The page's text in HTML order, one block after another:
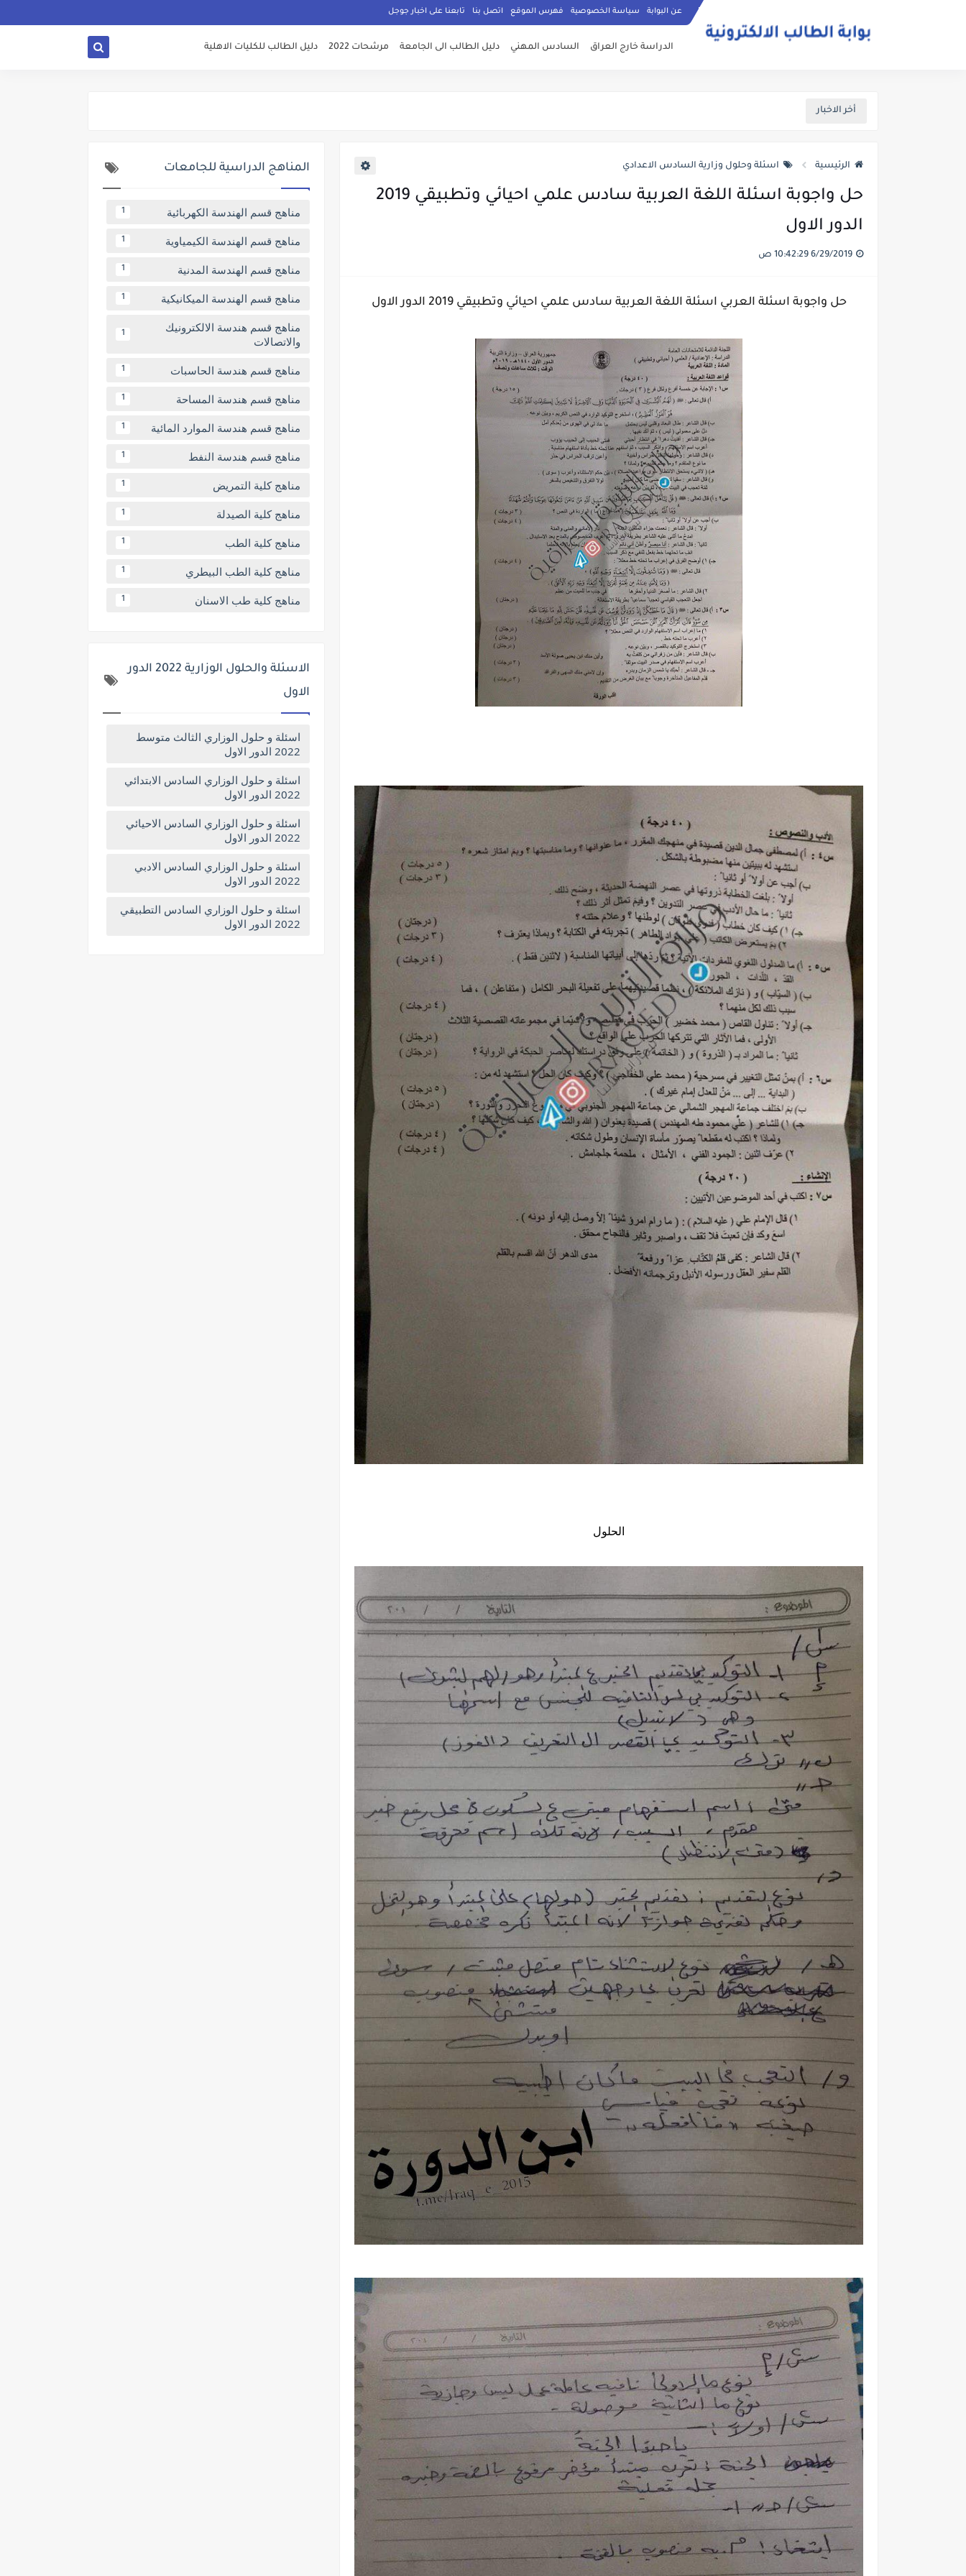
عن البوابة سياسة الخصوصية فهرس الموقع اتصل بنا تابعنا على اخبار جوجل
الدراسة خارج العراق السادس المهني دليل الطالب الى الجامعة مرشحات 2022 دليل الطالب للكليات الاهلية
أخر الاخبار
الرئيسية اسئلة وحلول وزارية السادس الاعدادي
حل واجوبة اسئلة اللغة العربية سادس علمي احيائي وتطبيقي 2019
الدور الاول
حل واجوبة اسئلة العربي اسئلة اللغة العربية سادس علمي احيائي وتطبيقي 2019 الدور الاول
الحلول
المناهج الدراسية للجامعات
مناهج قسم الهندسة الكهربائية 1
مناهج قسم الهندسة الكيمياوية 1
مناهج قسم الهندسة المدنية 1
مناهج قسم الهندسة الميكانيكية 1
مناهج قسم هندسة الالكترونيك
والاتصالات
1
مناهج قسم هندسة الحاسبات 1
مناهج قسم هندسة المساحة 1
مناهج قسم هندسة الموارد المائية 1
مناهج قسم هندسة النفط 1
مناهج كلية التمريض 1
مناهج كلية الصيدلة 1
مناهج كلية الطب 1
مناهج كلية الطب البيطري 1
مناهج كلية طب الاسنان 1
الاسئلة والحلول الوزارية 2022 الدور
الاول
اسئلة و حلول الوزاري الثالث متوسط
2022 الدور الاول
اسئلة و حلول الوزاري السادس الابتدائي
2022 الدور الاول
اسئلة و حلول الوزاري السادس الاحيائي
2022 الدور الاول
اسئلة و حلول الوزاري السادس الادبي
2022 الدور الاول
اسئلة و حلول الوزاري السادس التطبيقي
2022 الدور الاول